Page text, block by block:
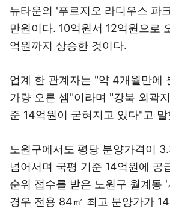
뉴타운의 '푸르지오 라디우스 파
만원이다. 10억원서 12억원으로
억원까지 상승한 것이다.
업계 한 관계자는 "약 4개월만에
가량 오른 셈"이라며 "강북 외곽
준 14억원이 굳혀지고 있다"고 말
노원구에서도 평당 분양가격이
넘어서며 국평 기준 14억원에 공
순위 접수를 받은 노원구 월계동
경우 전용 84㎡ 최고 분양가가